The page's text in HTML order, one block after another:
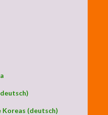
Koreas (deutsch)